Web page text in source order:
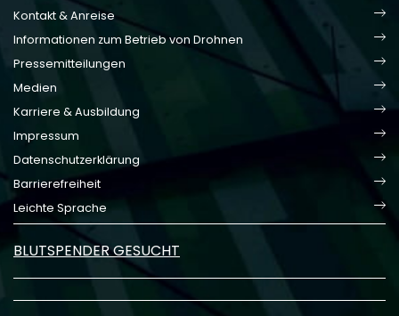
Kontakt & Anreise
Informationen zum Betrieb von Drohnen
Pressemitteilungen
Medien
Karriere & Ausbildung
Impressum
Datenschutzerklärung
Barrierefreiheit
Leichte Sprache
BLUTSPENDER GESUCHT